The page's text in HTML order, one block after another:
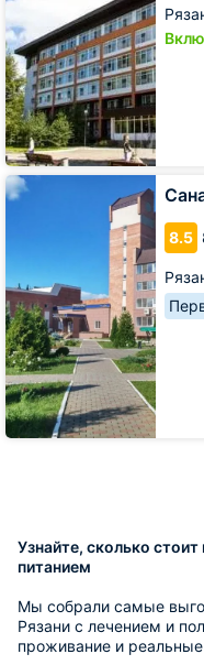
8.5
Санаторий
Старица
Узнайте, сколько
питанием
Мы собрали самые
Рязани с лечением и
проживание и